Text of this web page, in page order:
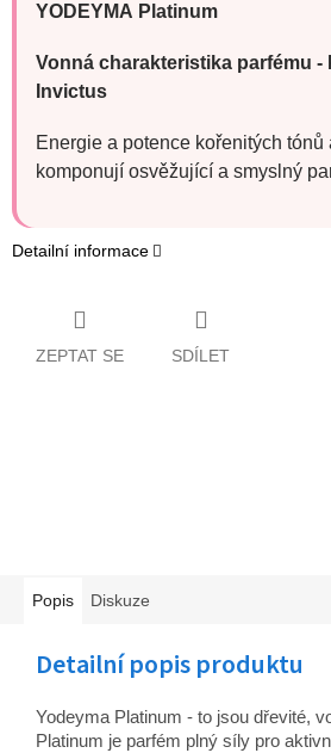
YODEYMA Platinum
Vonná charakteristika parfému -
Invictus
Energie a potence kořenitých
komponují osvěžující a smyslný
Detailní informace
ZEPTAT SE SDÍLET
Popis Diskuze
Detailní popis produktu
Yodeyma Platinum - to jsou dřevité,
Platinum je parfém plný síly pro